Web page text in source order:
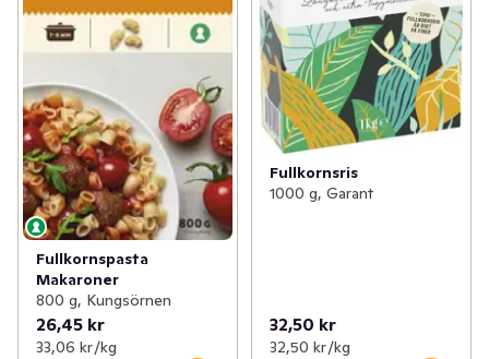
Fullkornspasta
Makaroner
800 g, Kungsörnen
26,45 kr
33,06 kr /kg
Fullkornsris
1000 g, Garant
32,50 kr
32,50 kr /kg